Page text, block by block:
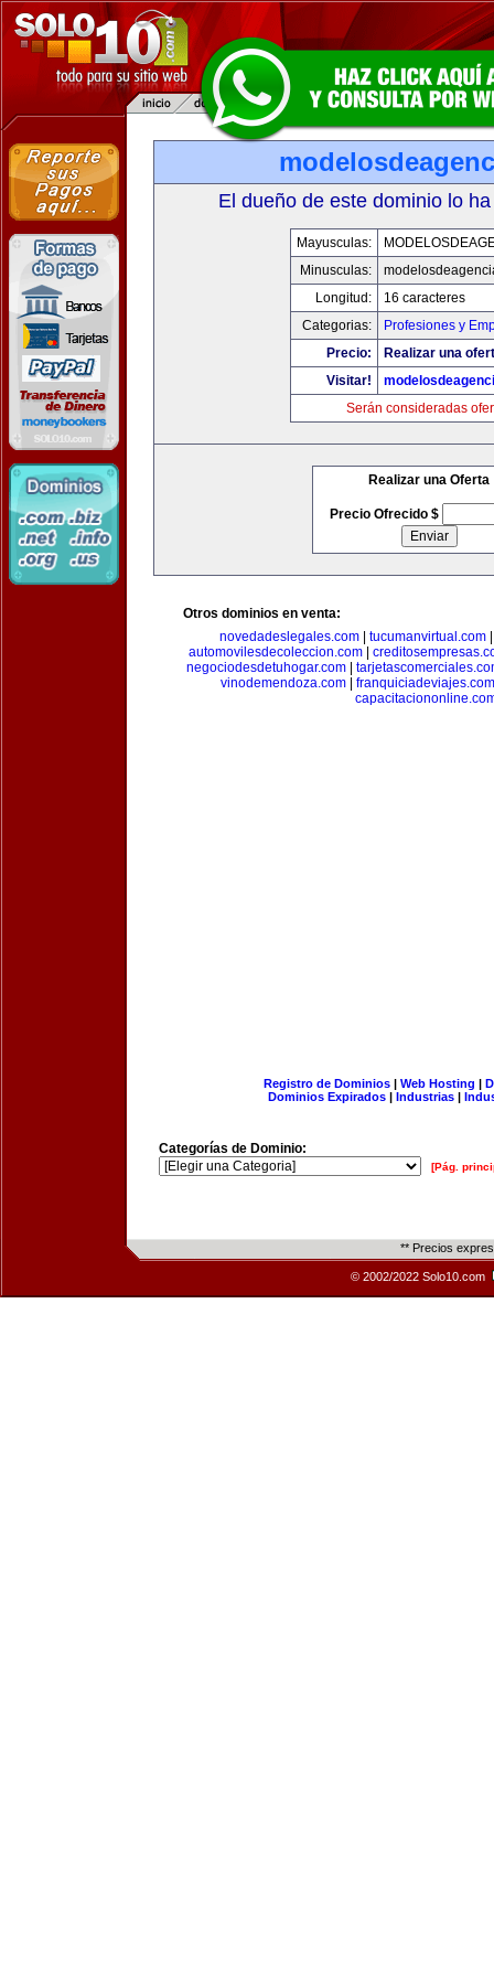
El dueño de este dominio lo
Mayusculas:
Minusculas:
Longitud:
16 caracteres
Categorias:
Profesiones y
Precio:
Realizar una
Visitar!
Serán consideradas
Realizar una Oferta
Precio Ofrecido $
Otros dominios en venta:
novedadeslegales.com
tucumanvirtual.com
automovilesdecoleccion.com
negociodesdetuhogar.com
vinodemendoza.com
franquiciadeviajes.com
Registro de Dominios| Web Hosting |
Dominios Expirados | Industrias |
Categorías de Dominio:
[Pág.
** Precios
© 2002/2022 Solo10.com